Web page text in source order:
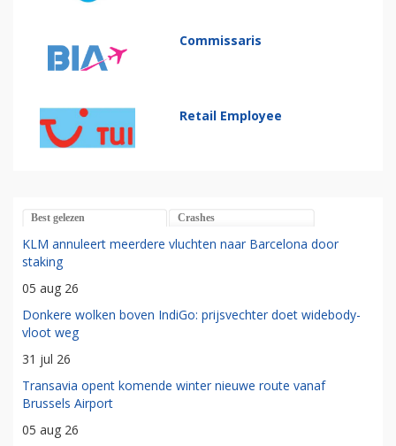
Commissaris
Retail Employee
Best gelezen Crashes
KLM annuleert meerdere vluchten naar Barcelona door
staking
05 aug 26
Donkere wolken boven IndiGo: prijsvechter doet widebody-
vloot weg
31 jul 26
Transavia opent komende winter nieuwe route vanaf
Brussels Airport
05 aug 26